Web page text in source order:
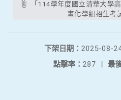
畫化學組招生考
下架日期： 2025-08-
最
點擊率： 287 |